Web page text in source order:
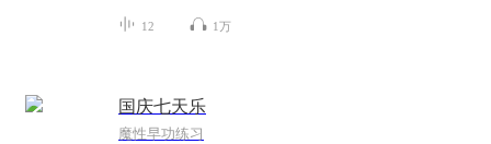
12 1万
国庆七天乐
魔性早功练习